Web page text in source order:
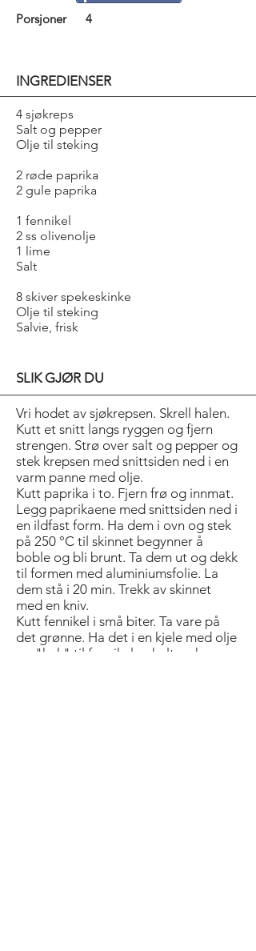
Porsjoner 4
INGREDIENSER
4 sjøkreps
Salt og pepper
Olje til steking
2 røde paprika
2 gule paprika
1 fennikel
2 ss olivenolje
1 lime
Salt
8 skiver spekeskinke
Olje til steking
Salvie, frisk
SLIK GJØR DU
Vri hodet av sjøkrepsen. Skrell halen.
Kutt et snitt langs ryggen og fjern
strengen. Strø over salt og pepper og
stek krepsen med snittsiden ned i en
varm panne med olje.
Kutt paprika i to. Fjern frø og innmat.
Legg paprikaene med snittsiden ned i
en ildfast form. Ha dem i ovn og stek
på 250 °C til skinnet begynner å
boble og bli brunt. Ta dem ut og dekk
til formen med aluminiumsfolie. La
dem stå i 20 min. Trekk av skinnet
med en kniv.
Kutt fennikel i små biter. Ta vare på
det grønne. Ha det i en kjele med olje
og "kok" til fennikel er helt myk.